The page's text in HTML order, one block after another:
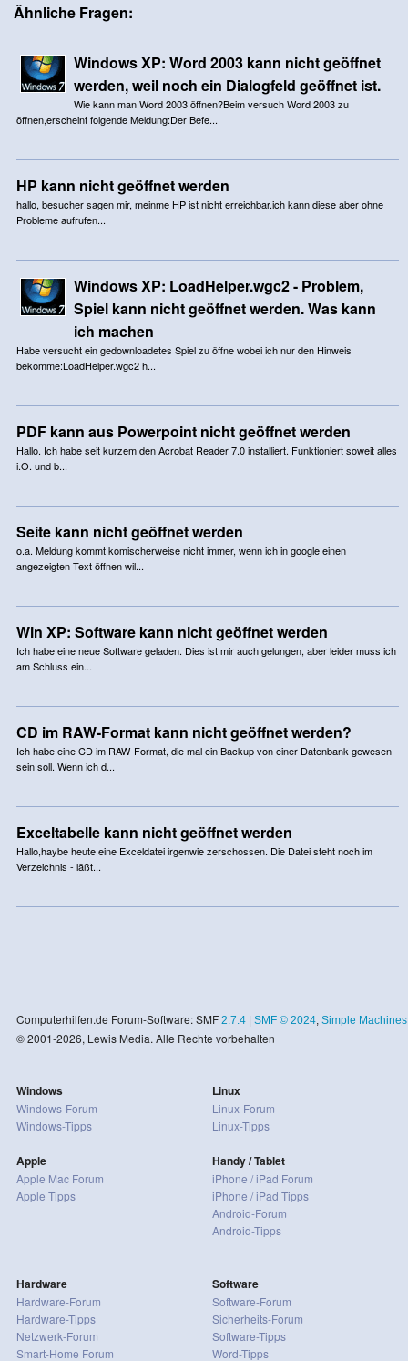
Ähnliche Fragen:
Windows XP: Word 2003 kann nicht geöffnet
werden, weil noch ein Dialogfeld geöffnet ist.
Wie kann man Word 2003 öffnen?Beim versuch Word 2003 zu
öffnen,erscheint folgende Meldung:Der Befe...
HP kann nicht geöffnet werden
hallo, besucher sagen mir, meinme HP ist nicht erreichbar.ich kann diese aber ohne
Probleme aufrufen...
Windows XP: LoadHelper.wgc2 - Problem,
Spiel kann nicht geöffnet werden. Was kann
ich machen
Habe versucht ein gedownloadetes Spiel zu öffne wobei ich nur den Hinweis
bekomme:LoadHelper.wgc2 h...
PDF kann aus Powerpoint nicht geöffnet werden
Hallo. Ich habe seit kurzem den Acrobat Reader 7.0 installiert. Funktioniert soweit alles
i.O. und b...
Seite kann nicht geöffnet werden
o.a. Meldung kommt komischerweise nicht immer, wenn ich in google einen
angezeigten Text öffnen wil...
Win XP: Software kann nicht geöffnet werden
Ich habe eine neue Software geladen. Dies ist mir auch gelungen, aber leider muss ich
am Schluss ein...
CD im RAW-Format kann nicht geöffnet werden?
Ich habe eine CD im RAW-Format, die mal ein Backup von einer Datenbank gewesen
sein soll. Wenn ich d...
Exceltabelle kann nicht geöffnet werden
Hallo,haybe heute eine Exceldatei irgenwie zerschossen. Die Datei steht noch im
Verzeichnis - läßt...
Computerhilfen.de Forum-Software: SMF 2.7.4| SMF © 2024, Simple Machines
© 2001-2026, Lewis Media. Alle Rechte vorbehalten
Windows
Windows-Forum
Windows-Tipps
Apple
Apple Mac Forum
Apple Tipps
Linux
Linux-Forum
Linux-Tipps
Handy / Tablet
iPhone / iPad Forum
iPhone / iPad Tipps
Android-Forum
Android-Tipps
Hardware
Hardware-Forum
Hardware-Tipps
Netzwerk-Forum
Smart-Home Forum
Software
Software-Forum
Sicherheits-Forum
Software-Tipps
Word-Tipps